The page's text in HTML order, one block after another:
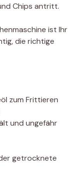
Chips antritt.
ist Ihr
die richtige
zum Frittieren
und ungefähr
getrocknete